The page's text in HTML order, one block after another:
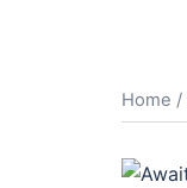
Home /